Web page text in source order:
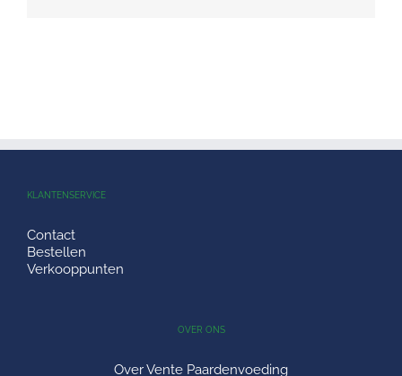
KLANTENSERVICE
Contact
Bestellen
Verkooppunten
OVER ONS
Over Vente Paardenvoeding